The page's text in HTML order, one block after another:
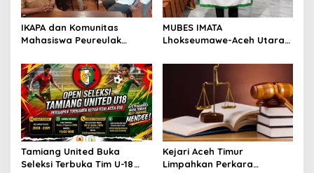
IKAPA dan Komunitas
Mahasiswa Peureulak
Peureulak Raya
MUBES IMATA
Lhokseumawe-Aceh Utara
Terpilih Pimpin Periode
Tamiang United Buka
Seleksi Terbuka Tim U-18
Kejari Aceh Timur
Limpahkan Perkara